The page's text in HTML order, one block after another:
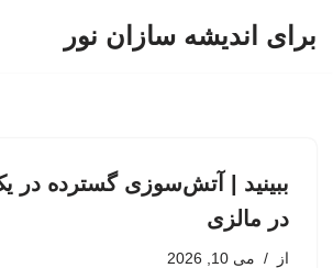
برای اندیشه سازان نور
ببینید | آتش‌سوزی گسترده در
در مالزی
از می 10, 2026